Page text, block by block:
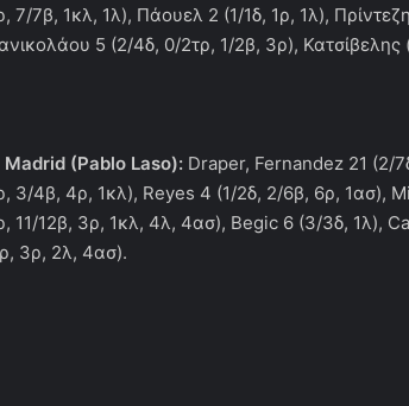
7/7β, 1κλ, 1λ), Πάουελ 2 (1/1δ, 1ρ, 1λ),
5 (2/4δ, 0/2τρ, 1/2β, 3ρ), Κατσίβελης
Madrid (Pablo Laso): Draper, Fernandez 21 (2/
3/4β, 4ρ, 1κλ), Reyes 4 (1/2δ, 2/6β, 6ρ, 1ασ),
11/12β, 3ρ, 1κλ, 4λ, 4ασ), Begic 6 (3/3δ, 1λ),
3ρ, 2λ, 4ασ).